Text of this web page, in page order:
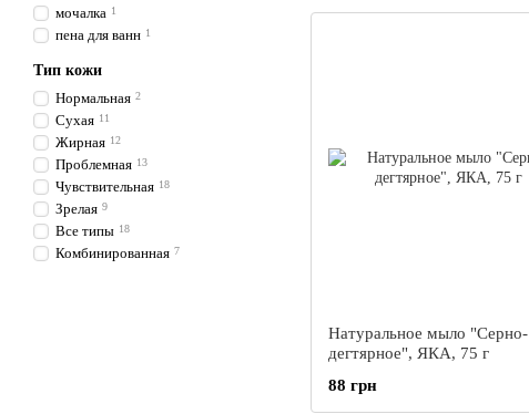
Натуральное мыло "Серно-
дегтярное", ЯКА, 75 г
88 грн
мочалка 1
пена для ванн 1
Тип кожи
Нормальная 2
Сухая 11
Жирная 12
Проблемная 13
Чувствительная 18
Зрелая 9
Все типы 18
Комбинированная 7